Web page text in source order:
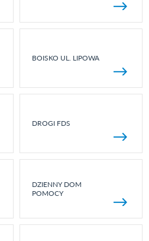
BOISKO UL. LIPOWA
DROGI FDS
DZIENNY DOM
POMOCY